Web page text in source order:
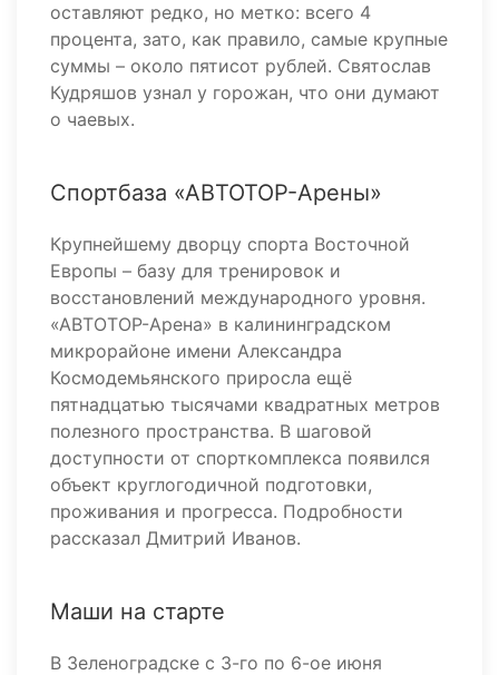
оставляют редко, но метко: всего 4
процента, зато, как правило, самые крупные
суммы – около пятисот рублей. Святослав
Кудряшов узнал у горожан, что они думают
о чаевых.
Спортбаза «АВТОТОР-Арены»
Крупнейшему дворцу спорта Восточной
Европы – базу для тренировок и
восстановлений международного уровня.
«АВТОТОР-Арена» в калининградском
микрорайоне имени Александра
Космодемьянского приросла ещё
пятнадцатью тысячами квадратных метров
полезного пространства. В шаговой
доступности от спорткомплекса появился
объект круглогодичной подготовки,
проживания и прогресса. Подробности
рассказал Дмитрий Иванов.
Маши на старте
В Зеленоградске с 3-го по 6-ое июня